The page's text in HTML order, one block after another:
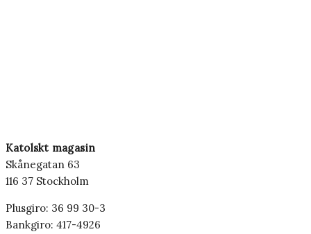
Katolskt magasin
Skånegatan 63
116 37 Stockholm
Plusgiro: 36 99 30-3
Bankgiro: 417-4926